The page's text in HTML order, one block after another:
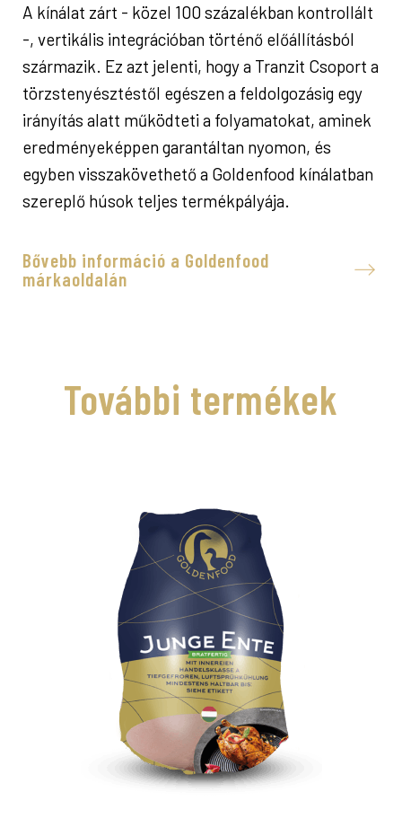
A kínálat zárt - közel 100 százalékban kontrollált
-, vertikális integrációban történő előállításból
származik. Ez azt jelenti, hogy a Tranzit Csoport a
törzstenyésztéstől egészen a feldolgozásig egy
irányítás alatt működteti a folyamatokat, aminek
eredményeképpen garantáltan nyomon, és
egyben visszakövethető a Goldenfood kínálatban
szereplő húsok teljes termékpályája.
Bővebb információ a Goldenfood
márkaoldalán
További termékek